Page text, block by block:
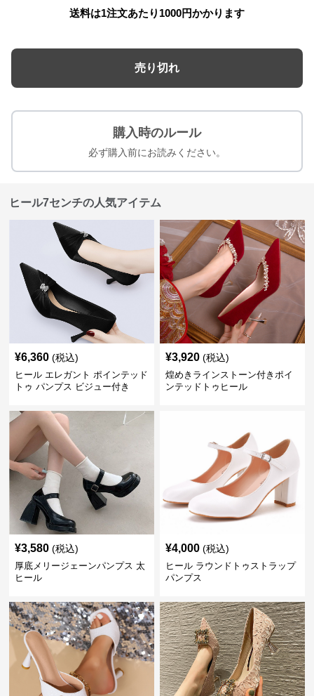
送料は1注文あたり 1000円かかります
売り切れ
購入時のルール
必ず購入前にお読みください。
ヒール7センチの人気アイテム
¥6,360 (税込)
ヒール エレガント ポインテッド
トゥ パンプス ビジュー付き
¥3,920 (税込)
煌めきラインストーン付きポイ
ンテッドトゥヒール
¥3,580 (税込)
厚底メリージェーンパンプス 太
ヒール
¥4,000 (税込)
ヒール ラウンドトゥストラップ
パンプス